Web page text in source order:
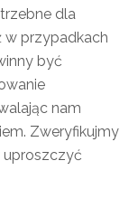
dla
w przypadkach
być
nam
Zweryfikujmy
uproszczyć